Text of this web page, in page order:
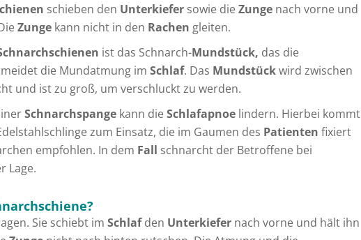
schieben den Unterkiefer sowie die Zunge nach vorne und
Zunge kann nicht in den Rachen gleiten.
ist das Schnarch-Mundstück, das die
die Mundatmung im Schlaf. Das Mundstückwird zwischen
und ist zu groß, um verschluckt zu werden.
Schnarchspange kann die Schlafapnoe lindern. Hierbei kommt
zum Einsatz, die im Gaumen des Patienten fixiert
empfohlen. In dem Fall schnarcht der Betroffene bei
Lage.
Sie schiebt im Schlafden Unterkiefer nach vorne und hält ihn